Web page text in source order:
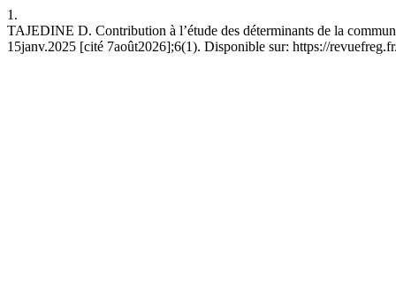
1.
TAJEDINE D. Contribution à l’étude des déterminants de la
15janv.2025 [cité 7août2026];6(1). Disponible sur: https://